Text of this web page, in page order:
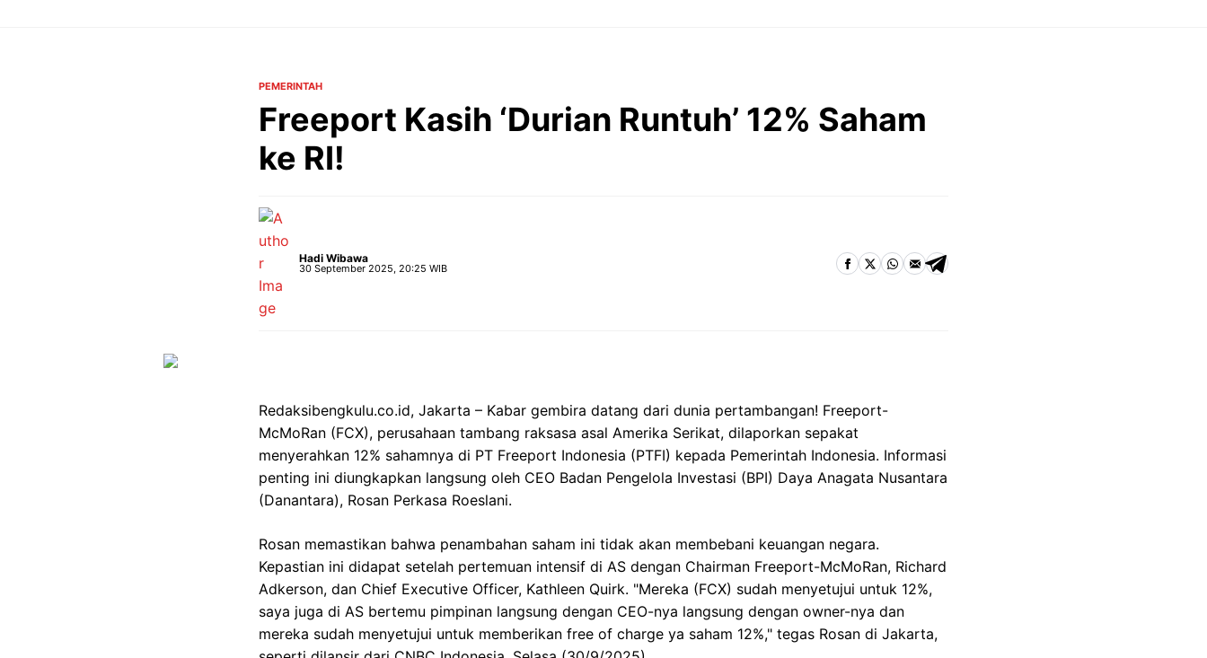
PEMERINTAH
Freeport Kasih ‘Durian Runtuh’ 12% Saham
ke RI!
Hadi Wibawa
30 September 2025, 20:25 WIB
Redaksibengkulu.co.id, Jakarta – Kabar gembira datang dari dunia pertambangan! Freeport-
McMoRan (FCX), perusahaan tambang raksasa asal Amerika Serikat, dilaporkan sepakat
menyerahkan 12% sahamnya di PT Freeport Indonesia (PTFI) kepada Pemerintah Indonesia. Informasi
penting ini diungkapkan langsung oleh CEO Badan Pengelola Investasi (BPI) Daya Anagata Nusantara
(Danantara), Rosan Perkasa Roeslani.
Rosan memastikan bahwa penambahan saham ini tidak akan membebani keuangan negara.
Kepastian ini didapat setelah pertemuan intensif di AS dengan Chairman Freeport-McMoRan, Richard
Adkerson, dan Chief Executive Officer, Kathleen Quirk. "Mereka (FCX) sudah menyetujui untuk 12%,
saya juga di AS bertemu pimpinan langsung dengan CEO-nya langsung dengan owner-nya dan
mereka sudah menyetujui untuk memberikan free of charge ya saham 12%," tegas Rosan di Jakarta,